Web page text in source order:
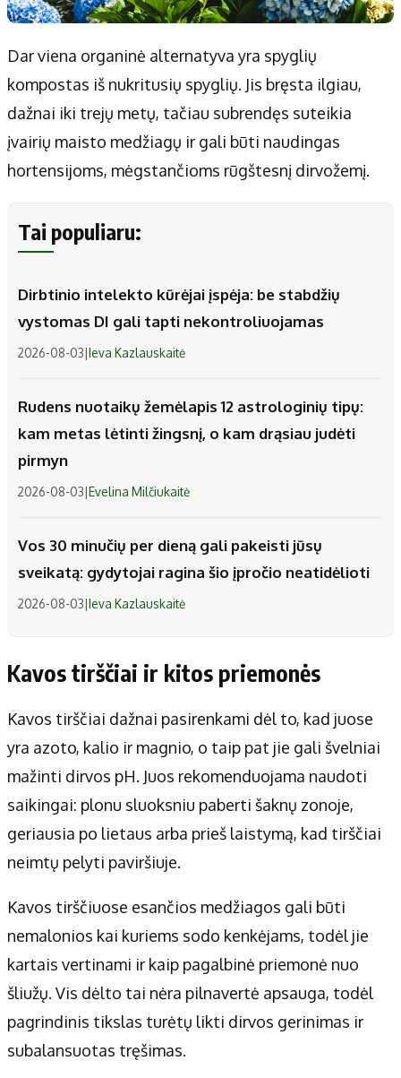
Dar viena organinė alternatyva yra spyglių
kompostas iš nukritusių spyglių. Jis bręsta ilgiau,
dažnai iki trejų metų, tačiau subrendęs suteikia
įvairių maisto medžiagų ir gali būti naudingas
hortensijoms, mėgstančioms rūgštesnį dirvožemį.
Tai populiaru:
Dirbtinio intelekto kūrėjai įspėja: be stabdžių
vystomas DI gali tapti nekontroliuojamas
2026-08-03|Ieva Kazlauskaitė
Rudens nuotaikų žemėlapis 12 astrologinių tipų:
kam metas lėtinti žingsnį, o kam drąsiau judėti
pirmyn
2026-08-03|Evelina Milčiukaitė
Vos 30 minučių per dieną gali pakeisti jūsų
sveikatą: gydytojai ragina šio įpročio neatidėlioti
2026-08-03|Ieva Kazlauskaitė
Kavos tirščiai ir kitos priemonės
Kavos tirščiai dažnai pasirenkami dėl to, kad juose
yra azoto, kalio ir magnio, o taip pat jie gali švelniai
mažinti dirvos pH. Juos rekomenduojama naudoti
saikingai: plonu sluoksniu paberti šaknų zonoje,
geriausia po lietaus arba prieš laistymą, kad tirščiai
neimtų pelyti paviršiuje.
Kavos tirščiuose esančios medžiagos gali būti
nemalonios kai kuriems sodo kenkėjams, todėl jie
kartais vertinami ir kaip pagalbinė priemonė nuo
šliužų. Vis dėlto tai nėra pilnavertė apsauga, todėl
pagrindinis tikslas turėtų likti dirvos gerinimas ir
subalansuotas tręšimas.